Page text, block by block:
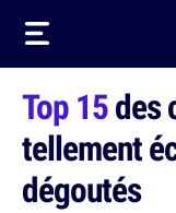
Top 15des
tellement
dégoutés